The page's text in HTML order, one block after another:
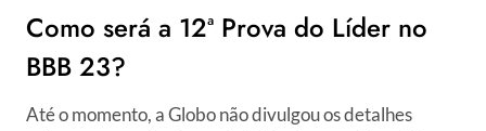
Como será a 12ª Prova do Líder no
BBB 23?
Até o momento, a Globo não divulgou os detalhes